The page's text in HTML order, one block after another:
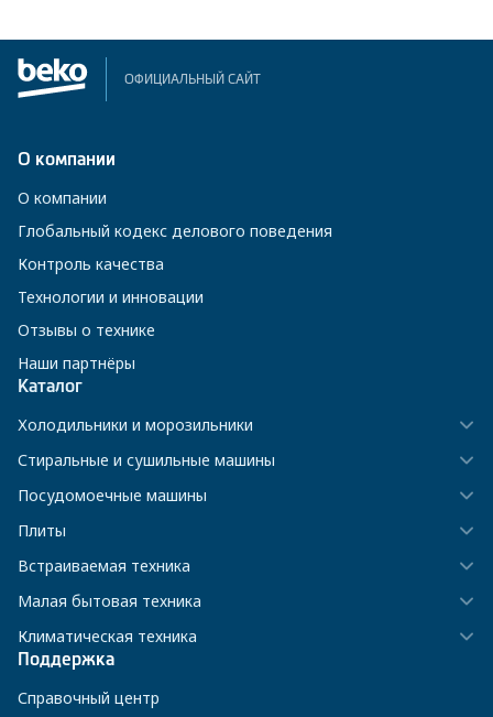
ОФИЦИАЛЬНЫЙ САЙТ
О компании
О компании
Глобальный кодекс делового поведения
Контроль качества
Технологии и инновации
Отзывы о технике
Наши партнёры
Каталог
Холодильники и морозильники
Стиральные и сушильные машины
Посудомоечные машины
Плиты
Встраиваемая техника
Малая бытовая техника
Климатическая техника
Поддержка
Справочный центр